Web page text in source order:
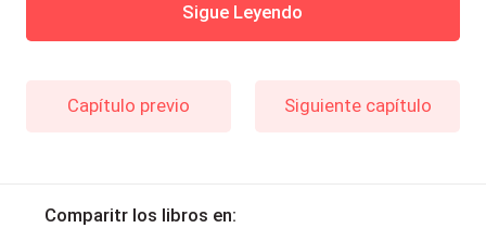
Sigue Leyendo
Capítulo previo Siguiente capítulo
Comparitr los libros en: